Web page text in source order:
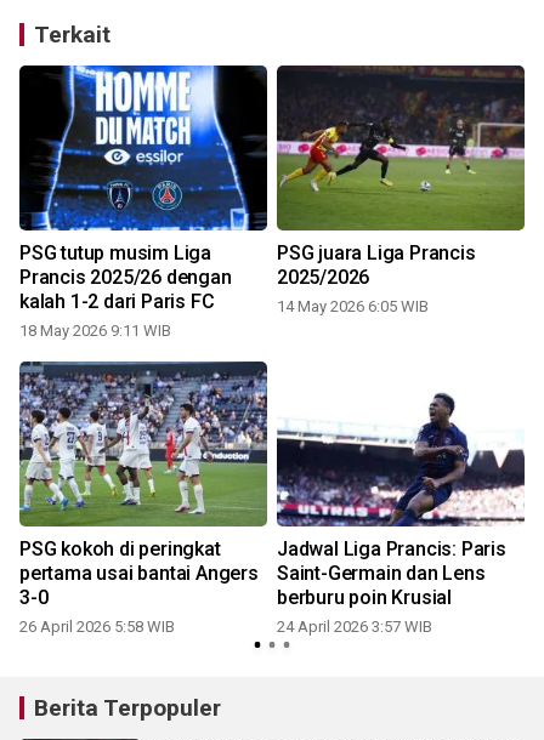
Terkait
PSG tutup musim Liga
Prancis 2025/26 dengan
kalah 1-2 dari Paris FC
18 May 2026 9:11 WIB
PSG juara Liga Prancis
2025/2026
14 May 2026 6:05 WIB
PSG kokoh di peringkat
pertama usai bantai Angers
3-0
26 April 2026 5:58 WIB
Jadwal Liga Prancis: Paris
Saint-Germain dan Lens
berburu poin Krusial
24 April 2026 3:57 WIB
Berita Terpopuler